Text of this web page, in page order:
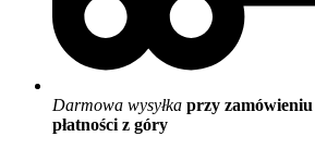
Darmowa wysyłka przy zamówieniu
płatności z góry